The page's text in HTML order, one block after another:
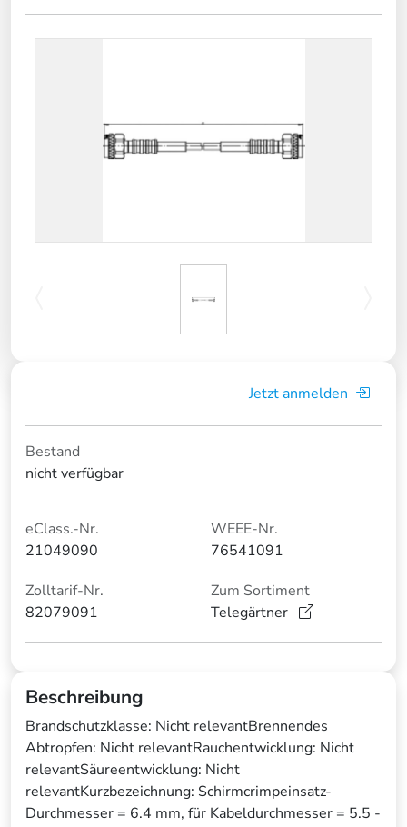
Jetzt anmelden
Bestand
nicht verfügbar
eClass.-Nr.
21049090
WEEE-Nr.
76541091
Zolltarif-Nr.
82079091
Zum Sortiment
Telegärtner
Beschreibung
Brandschutzklasse: Nicht relevantBrennendes
Abtropfen: Nicht relevantRauchentwicklung: Nicht
relevantSäureentwicklung: Nicht
relevantKurzbezeichnung: Schirmcrimpeinsatz-
Durchmesser = 6.4 mm, für Kabeldurchmesser = 5.5 -